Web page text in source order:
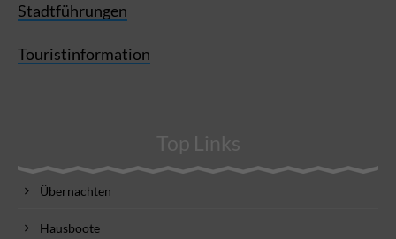
Stadtführungen
Touristinformation
Top Links
Übernachten
Hausboote